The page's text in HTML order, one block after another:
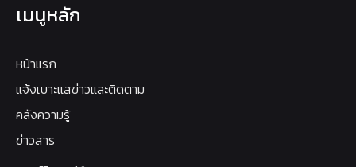
เมนูหลัก
หน้าแรก
แจ้งเบาะแสข่าวและติดตาม
คลังความรู้
ข่าวสาร